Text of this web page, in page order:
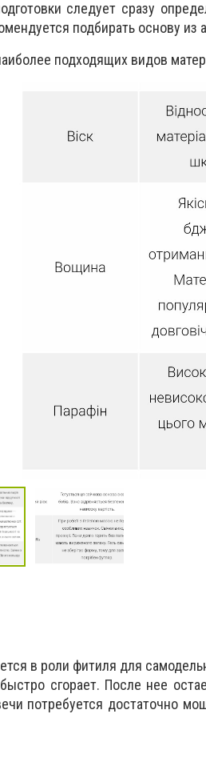
следует сразу
подбирать основу
подходящих видов
в роли фитиля для
сгорает. После нее
потребуется достаточно